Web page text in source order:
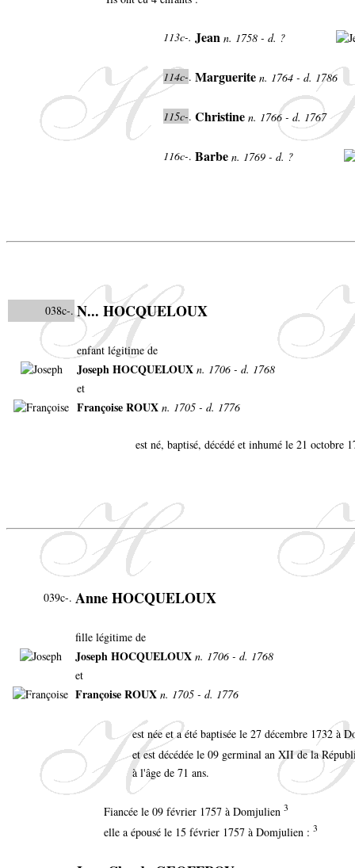
113c-. Jean n. 1758 - d. ?
114c-. Marguerite n. 1764 - d. 1786
115c-. Christine n. 1766 - d. 1767
116c-. Barbe n. 1769 - d. ?
038c-. N... HOCQUELOUX
enfant légitime de
Joseph HOCQUELOUX n. 1706 - d. 1768
et
Françoise ROUX n. 1705 - d. 1776
est né, baptisé, décédé et inhumé le 21 octobre
039c-. Anne HOCQUELOUX
fille légitime de
Joseph HOCQUELOUX n. 1706 - d. 1768
et
Françoise ROUX n. 1705 - d. 1776
est née et a été baptisée le 27 décembre 1732 à
et est décédée le 09 germinal an XII de la
à l'âge de 71 ans.
Fiancée le 09 février 1757 à Domjulien 3
elle a épousé le 15 février 1757 à Domjulien : 3